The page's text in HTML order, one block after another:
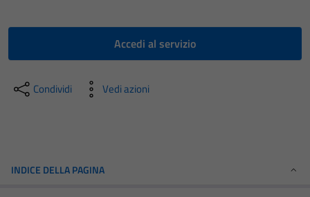
Accedi al servizio
Condividi Vedi azioni
INDICE DELLA PAGINA